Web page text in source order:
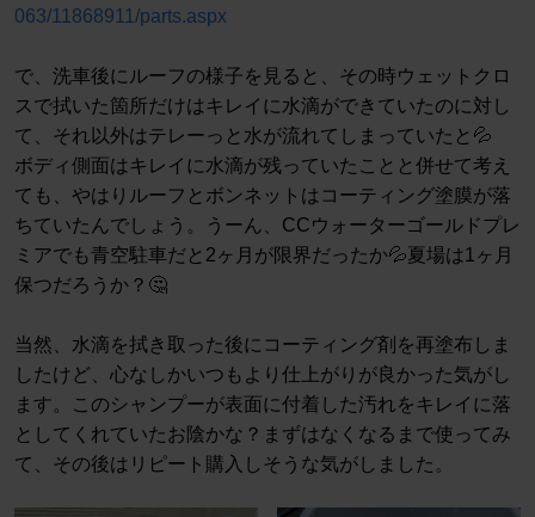
063/11868911/parts.aspx
で、洗車後にルーフの様子を見ると、その時ウェットクロ
スで拭いた箇所だけはキレイに水滴ができていたのに対し
て、それ以外はテレーっと水が流れてしまっていたと💦
ボディ側面はキレイに水滴が残っていたことと併せて考え
ても、やはりルーフとボンネットはコーティング塗膜が落
ちていたんでしょう。うーん、CCウォーターゴールドプレ
ミアでも青空駐車だと2ヶ月が限界だったか💦夏場は1ヶ月
保つだろうか？🤔
当然、水滴を拭き取った後にコーティング剤を再塗布しま
したけど、心なしかいつもより仕上がりが良かった気がし
ます。このシャンプーが表面に付着した汚れをキレイに落
としてくれていたお陰かな？まずはなくなるまで使ってみ
て、その後はリピート購入しそうな気がしました。